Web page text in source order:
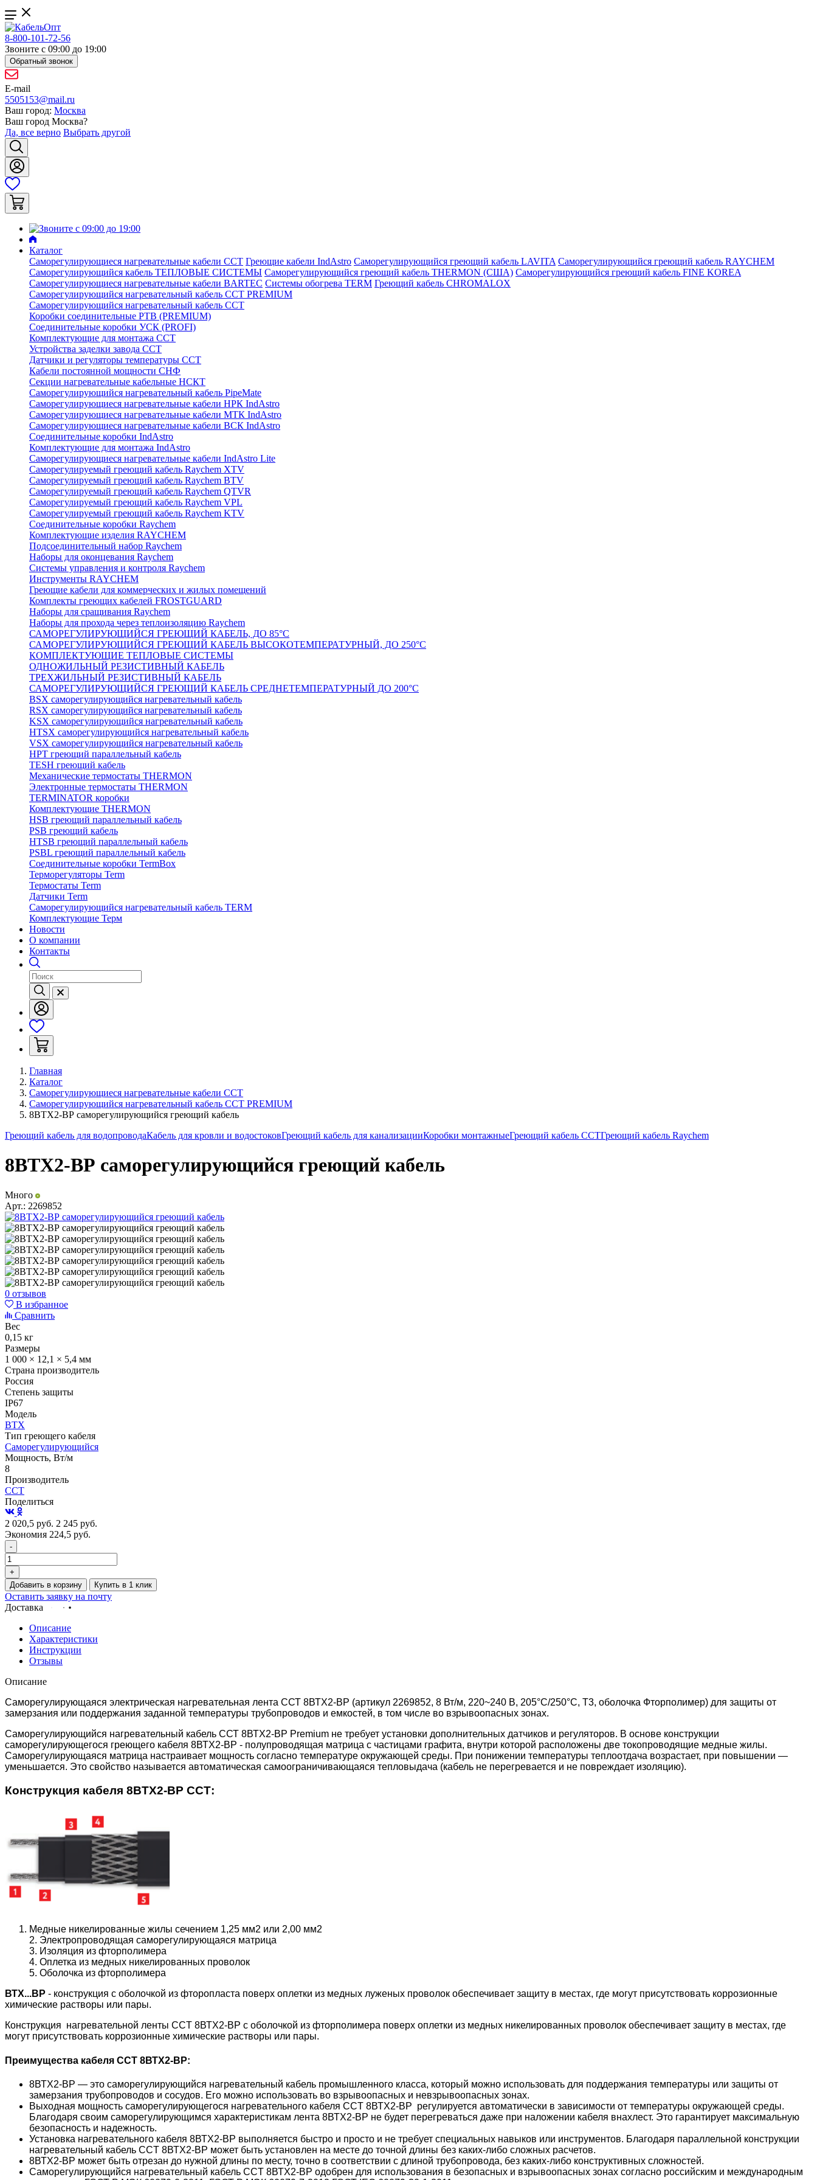
8-800-101-72-56
Звоните с 09:00 до 19:00
Обратный звонок
E-mail
5505153@mail.ru
Ваш город: Москва
Ваш город Москва?
Да, все верно Выбрать другой
Каталог
Саморегулирующиеся нагревательные кабели ССТ Греющие кабели IndAstro Саморегулирующийся греющий кабель LAVITA Саморегулирующийся греющий кабель RAYCHEM
Саморегулирующийся кабель ТЕПЛОВЫЕ СИСТЕМЫ Саморегулирующийся греющий кабель THERMON (США) Саморегулирующийся греющий кабель FINE KOREA
Саморегулирующиеся нагревательные кабели BARTEC Системы обогрева TERM Греющий кабель CHROMALOX
Саморегулирующийся нагревательный кабель ССТ PREMIUM
Саморегулирующийся нагревательный кабель ССТ
Коробки соединительные РТВ (PREMIUM)
Соединительные коробки УСК (PROFI)
Комплектующие для монтажа ССТ
Устройства заделки завода ССТ
Датчики и регуляторы температуры ССТ
Кабели постоянной мощности СНФ
Секции нагревательные кабельные НСКТ
Саморегулирующийся нагревательный кабель PipeMate
Саморегулирующиеся нагревательные кабели НРК IndAstro
Саморегулирующиеся нагревательные кабели МТК IndAstro
Саморегулирующиеся нагревательные кабели ВСК IndAstro
Соединительные коробки IndAstro
Комплектующие для монтажа IndAstro
Саморегулирующиеся нагревательные кабели IndAstro Lite
Саморегулируемый греющий кабель Raychem XTV
Саморегулируемый греющий кабель Raychem BTV
Саморегулируемый греющий кабель Raychem QTVR
Саморегулируемый греющий кабель Raychem VPL
Саморегулируемый греющий кабель Raychem KTV
Соединительные коробки Raychem
Комплектующие изделия RAYCHEM
Подсоединительный набор Raychem
Наборы для оконцевания Raychem
Системы управления и контроля Raychem
Инструменты RAYCHEM
Греющие кабели для коммерческих и жилых помещений
Комплекты греющих кабелей FROSTGUARD
Наборы для сращивания Raychem
Наборы для прохода через теплоизоляцию Raychem
САМОРЕГУЛИРУЮЩИЙСЯ ГРЕЮЩИЙ КАБЕЛЬ, ДО 85°С
САМОРЕГУЛИРУЮЩИЙСЯ ГРЕЮЩИЙ КАБЕЛЬ ВЫСОКОТЕМПЕРАТУРНЫЙ, ДО 250°С
КОМПЛЕКТУЮЩИЕ ТЕПЛОВЫЕ СИСТЕМЫ
ОДНОЖИЛЬНЫЙ РЕЗИСТИВНЫЙ КАБЕЛЬ
ТРЕХЖИЛЬНЫЙ РЕЗИСТИВНЫЙ КАБЕЛЬ
САМОРЕГУЛИРУЮЩИЙСЯ ГРЕЮЩИЙ КАБЕЛЬ СРЕДНЕТЕМПЕРАТУРНЫЙ ДО 200°С
BSX саморегулирующийся нагревательный кабель
RSX саморегулирующийся нагревательный кабель
KSX саморегулирующийся нагревательный кабель
HTSX саморегулирующийся нагревательный кабель
VSX саморегулирующийся нагревательный кабель
НРТ греющий параллельный кабель
TESH греющий кабель
Механические термостаты THERMON
Электронные термостаты THERMON
TERMINATOR коробки
Комплектующие THERMON
HSB греющий параллельный кабель
PSB греющий кабель
HTSB греющий параллельный кабель
PSBL греющий параллельный кабель
Соединительные коробки TermBox
Терморегуляторы Term
Термостаты Term
Датчики Term
Саморегулирующийся нагревательный кабель TERM
Комплектующие Терм
Новости
О компании
Контакты
Главная
Каталог
Саморегулирующиеся нагревательные кабели ССТ
Саморегулирующийся нагревательный кабель ССТ PREMIUM
8ВТХ2-ВР саморегулирующийся греющий кабель
Греющий кабель для водопроводаКабель для кровли и водостоковГреющий кабель для канализацииКоробки монтажныеГреющий кабель ССТГреющий кабель Raychem
8ВТХ2-ВР саморегулирующийся греющий кабель
Много
Арт.: 2269852
0 отзывов
В избранное
Сравнить
Вес
0,15 кг
Размеры
1 000 × 12,1 × 5,4 мм
Страна производитель
Россия
Степень защиты
IP67
Модель
ВТХ
Тип греющего кабеля
Саморегулирующийся
Мощность, Вт/м
8
Производитель
ССТ
Поделиться
2 020,5 руб. 2 245 руб.
Экономия 224,5 руб.
-
+
Добавить в корзину
Купить в 1 клик
Оставить заявку на почту
Доставка
Описание
Характеристики
Инструкции
Отзывы
Описание
Саморегулирующаяся электрическая нагревательная лента ССТ 8ВТХ2-ВР (артикул 2269852, 8 Вт/м, 220~240 В, 205°С/250°С, T3, оболочка Фторполимер) для защиты от
замерзания или поддержания заданной температуры трубопроводов и емкостей, в том числе во взрывоопасных зонах.
Саморегулирующийся нагревательный кабель ССТ 8ВТХ2-ВР Premium не требует установки дополнительных датчиков и регуляторов. В основе конструкции
саморегулирующегося греющего кабеля 8ВТХ2-ВР - полупроводящая матрица с частицами графита, внутри которой расположены две токопроводящие медные жилы.
Саморегулирующаяся матрица настраивает мощность согласно температуре окружающей среды. При понижении температуры теплоотдача возрастает, при повышении —
уменьшается. Это свойство называется автоматическая самоограничивающаяся тепловыдача (кабель не перегревается и не повреждает изоляцию).
Конструкция кабеля 8BTX2-BP ССТ:
Медные никелированные жилы сечением 1,25 мм2 или 2,00 мм2
2. Электропроводящая саморегулирующаяся матрица
3. Изоляция из фторполимера
4. Оплетка из медных никелированных проволок
5. Оболочка из фторполимера
ВТХ...BP - конструкция с оболочкой из фторопласта поверх оплетки из медных луженых проволок обеспечивает защиту в местах, где могут присутствовать коррозионные
химические растворы или пары.
Конструкция нагревательной ленты CCT 8ВТХ2-ВР с оболочкой из фторполимера поверх оплетки из медных никелированных проволок обеспечивает защиту в местах, где
могут присутствовать коррозионные химические растворы или пары.
Преимущества кабеля ССТ 8ВТХ2-ВР:
8ВТХ2-ВР — это саморегулирующийся нагревательный кабель промышленного класса, который можно использовать для поддержания температуры или защиты от
замерзания трубопроводов и сосудов. Его можно использовать во взрывоопасных и невзрывоопасных зонах.
Выходная мощность саморегулирующегося нагревательного кабеля CCT 8ВТХ2-ВР регулируется автоматически в зависимости от температуры окружающей среды.
Благодаря своим саморегулирующимся характеристикам лента 8ВТХ2-ВР не будет перегреваться даже при наложении кабеля внахлест. Это гарантирует максимальную
безопасность и надежность.
Установка нагревательного кабеля 8ВТХ2-ВР выполняется быстро и просто и не требует специальных навыков или инструментов. Благодаря параллельной конструкции
нагревательный кабель CCT 8ВТХ2-ВР может быть установлен на месте до точной длины без каких-либо сложных расчетов.
8ВТХ2-ВР может быть отрезан до нужной длины по месту, точно в соответствии с длиной трубопровода, без каких-либо конструктивных сложностей.
Саморегулирующийся нагревательный кабель CCT 8ВТХ2-ВР одобрен для использования в безопасных и взрывоопасных зонах согласно российским и международным